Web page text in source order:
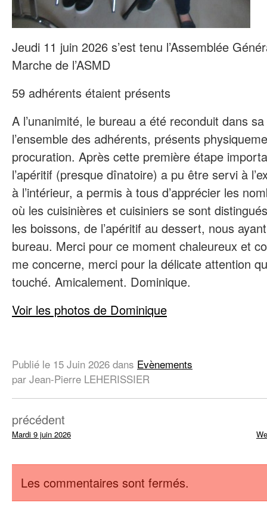
Jeudi 11 juin 2026 s’est tenu l’Assemblée
Marche de l’ASMD
59 adhérents étaient présents
A l’unanimité, le bureau a été reconduit dans
l’ensemble des adhérents, présents
procuration. Après cette première étape
l’apéritif (presque dînatoire) a pu être servi à
à l’intérieur, a permis à tous d’apprécier les
où les cuisinières et cuisiniers se sont
les boissons, de l’apéritif au dessert, nous
bureau. Merci pour ce moment chaleureux et
me concerne, merci pour la délicate attention
touché. Amicalement. Dominique.
Voir les photos de Dominique
Publié le 15 Juin 2026 dans Evènements
par Jean-Pierre LEHERISSIER
précédent
Mardi 9 juin 2026
Les commentaires sont fermés.